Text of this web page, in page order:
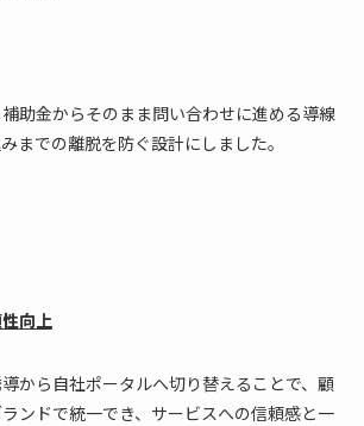
助金からそのまま問い合わせに進める導線
までの離脱を防ぐ設計にしました。
向上
から自社ポータルへ切り替えることで、顧
ンドで統一でき、サービスへの信頼感と一